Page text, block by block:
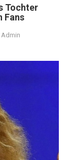
Tochter
Fans
Admin